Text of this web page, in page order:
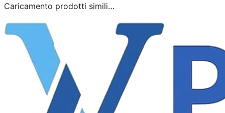
Caricamento prodotti simili…